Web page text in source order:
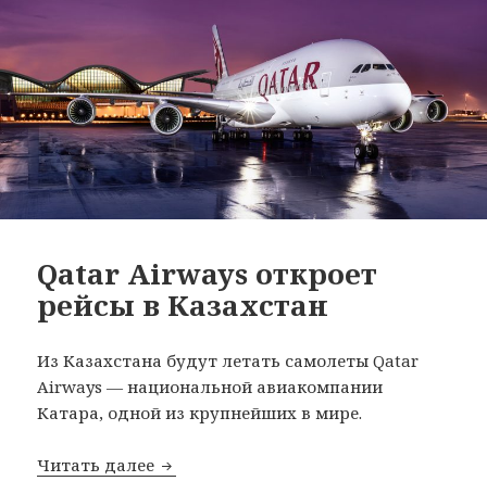
Qatar Airways откроет
рейсы в Казахстан
Из Казахстана будут летать самолеты Qatar
Airways — национальной авиакомпании
Катара, одной из крупнейших в мире.
Читать далее Qatar Airways откроет рейсы в